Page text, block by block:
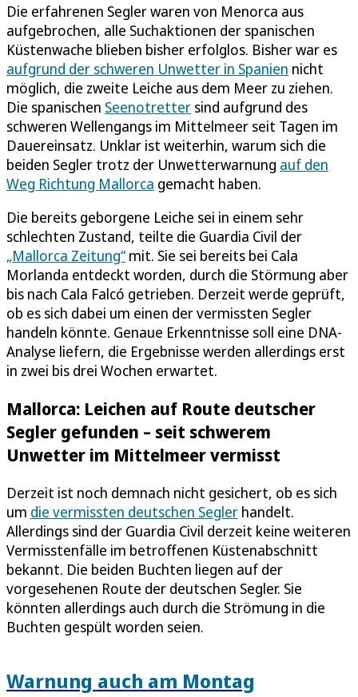
Die erfahrenen Segler waren von Menorca aus
aufgebrochen, alle Suchaktionen der spanischen
Küstenwache blieben bisher erfolglos. Bisher war es
aufgrund der schweren Unwetter in Spanien nicht
möglich, die zweite Leiche aus dem Meer zu ziehen.
Die spanischen Seenotretter sind aufgrund des
schweren Wellengangs im Mittelmeer seit Tagen im
Dauereinsatz. Unklar ist weiterhin, warum sich die
beiden Segler trotz der Unwetterwarnung auf den
Weg Richtung Mallorca gemacht haben.
Die bereits geborgene Leiche sei in einem sehr
schlechten Zustand, teilte die Guardia Civil der
„Mallorca Zeitung“ mit. Sie sei bereits bei Cala
Morlanda entdeckt worden, durch die Störmung aber
bis nach Cala Falcó getrieben. Derzeit werde geprüft,
ob es sich dabei um einen der vermissten Segler
handeln könnte. Genaue Erkenntnisse soll eine DNA-
Analyse liefern, die Ergebnisse werden allerdings erst
in zwei bis drei Wochen erwartet.
Mallorca: Leichen auf Route deutscher
Segler gefunden – seit schwerem
Unwetter im Mittelmeer vermisst
Derzeit ist noch demnach nicht gesichert, ob es sich
um die vermissten deutschen Segler handelt.
Allerdings sind der Guardia Civil derzeit keine weiteren
Vermisstenfälle im betroffenen Küstenabschnitt
bekannt. Die beiden Buchten liegen auf der
vorgesehenen Route der deutschen Segler. Sie
könnten allerdings auch durch die Strömung in die
Buchten gespült worden seien.
Warnung auch am Montag